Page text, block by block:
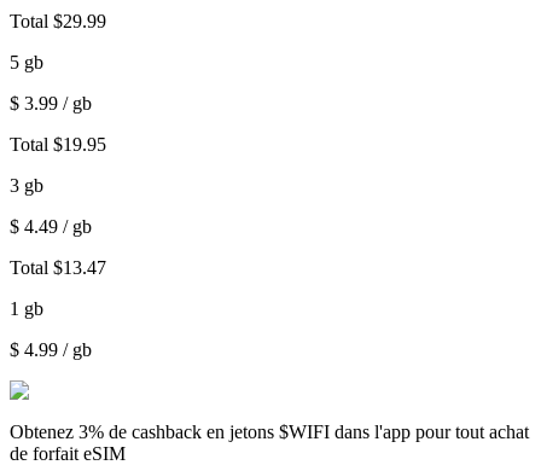
Total $29.99
5 gb
$ 3.99 / gb
Total $19.95
3 gb
$ 4.49 / gb
Total $13.47
1 gb
$ 4.99 / gb
Obtenez 3% de cashback en jetons $WIFI dans l'app pour tout achat
de forfait eSIM